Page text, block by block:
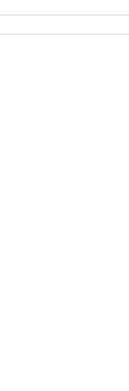
통해 모형 선박
2225-